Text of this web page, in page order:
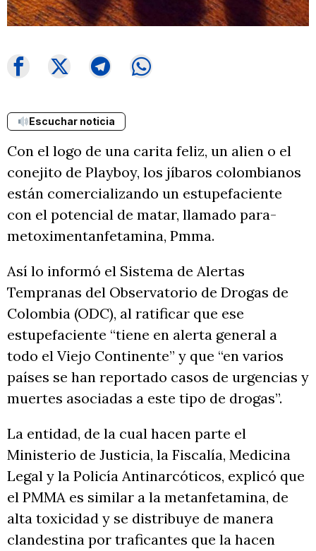
Escuchar noticia
Con el logo de una carita feliz, un alien o el
conejito de Playboy, los jíbaros colombianos
están comercializando un estupefaciente
con el potencial de matar, llamado para-
metoximentanfetamina, Pmma.
Así lo informó el Sistema de Alertas
Tempranas del Observatorio de Drogas de
Colombia (ODC), al ratificar que ese
estupefaciente “tiene en alerta general a
todo el Viejo Continente” y que “en varios
países se han reportado casos de urgencias y
muertes asociadas a este tipo de drogas”.
La entidad, de la cual hacen parte el
Ministerio de Justicia, la Fiscalía, Medicina
Legal y la Policía Antinarcóticos, explicó que
el PMMA es similar a la metanfetamina, de
alta toxicidad y se distribuye de manera
clandestina por traficantes que la hacen